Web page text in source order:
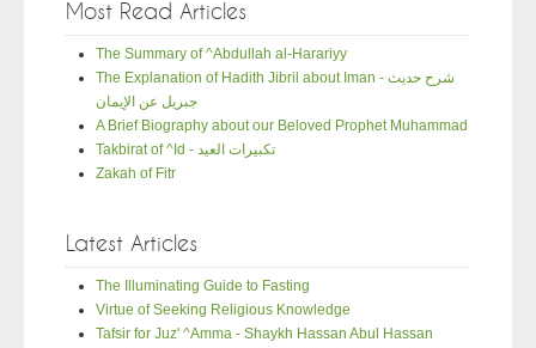
Most Read Articles
The Summary of ^Abdullah al-Harariyy
The Explanation of Hadith Jibril about Iman - شرح حديث
جبريل عن الإيمان
A Brief Biography about our Beloved Prophet Muhammad
Takbirat of ^Id - تكبيرات العيد
Zakah of Fitr
Latest Articles
The Illuminating Guide to Fasting
Virtue of Seeking Religious Knowledge
Tafsir for Juz' ^Amma - Shaykh Hassan Abul Hassan